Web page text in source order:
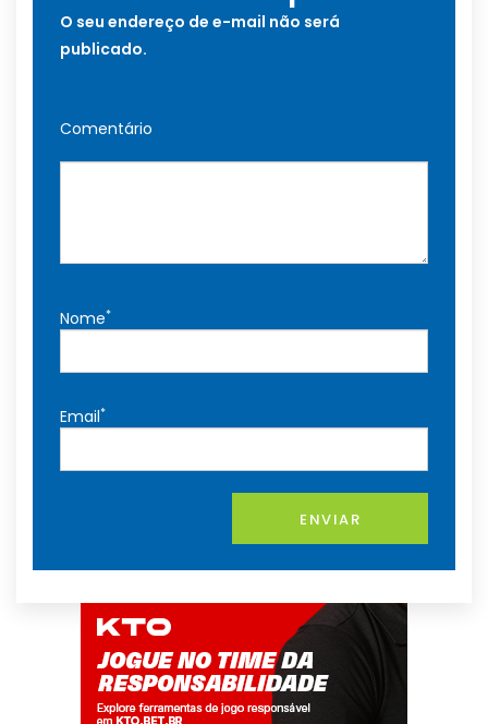
O seu endereço de e-mail não será
publicado.
Comentário
Nome*
Email*
ENVIAR